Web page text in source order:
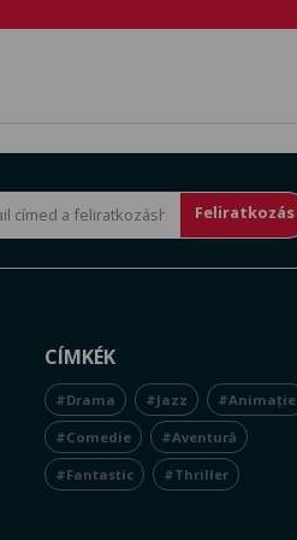
Feliratkozás
CÍMKÉK
#Drama #Jazz #Animație
#Comedie #Aventură
#Fantastic #Thriller